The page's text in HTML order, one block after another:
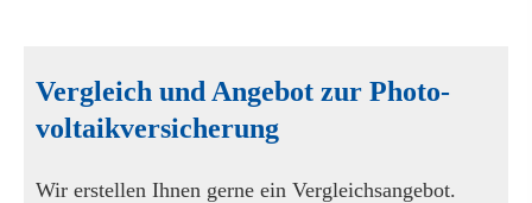
Vergleich und Angebot zur Photo­
voltaik­ver­si­che­rung
Wir erstellen Ihnen gerne ein Vergleichsangebot.